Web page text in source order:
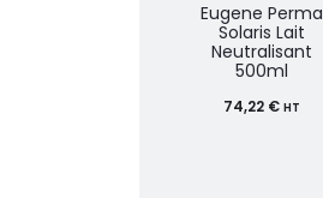
Eugene Perma
Solaris Lait
Neutralisant
500ml
74,22 € HT